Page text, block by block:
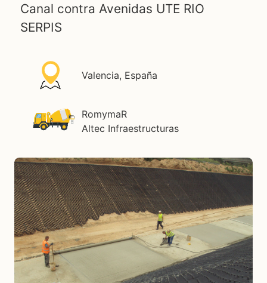
Canal contra Avenidas UTE RIO
SERPIS
Valencia, España
RomymaR
Altec Infraestructuras